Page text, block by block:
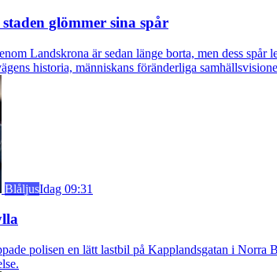
glömmer sina spår
Landskrona är sedan länge borta, men dess
historia, människans föränderliga
BlåljusIdag 09:31
polisen en lätt lastbil på Kapplandsgatan i Norra